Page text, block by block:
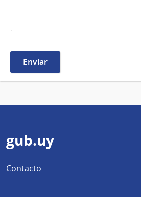
Pie
de
página
gub.uy
Contacto